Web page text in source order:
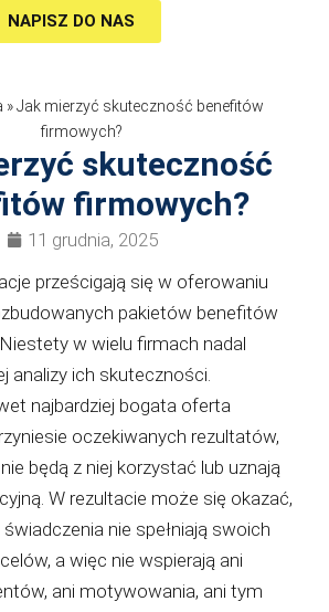
NAPISZ DO NAS
»Jak mierzyć skuteczność benefitów
firmowych?
skuteczność
firmowych?
11 grudnia, 2025
prześcigają się w oferowaniu
pakietów benefitów
w wielu firmach nadal
analizy ich skuteczności.
najbardziej bogata oferta
oczekiwanych rezultatów,
będą z niej korzystać lub uznają
W rezultacie może się okazać,
nie spełniają swoich
a więc nie wspierają ani
ani motywowania, ani tym